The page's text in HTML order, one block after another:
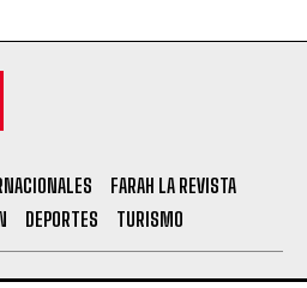
FARAH LA REVISTA
DEPORTES TURISMO